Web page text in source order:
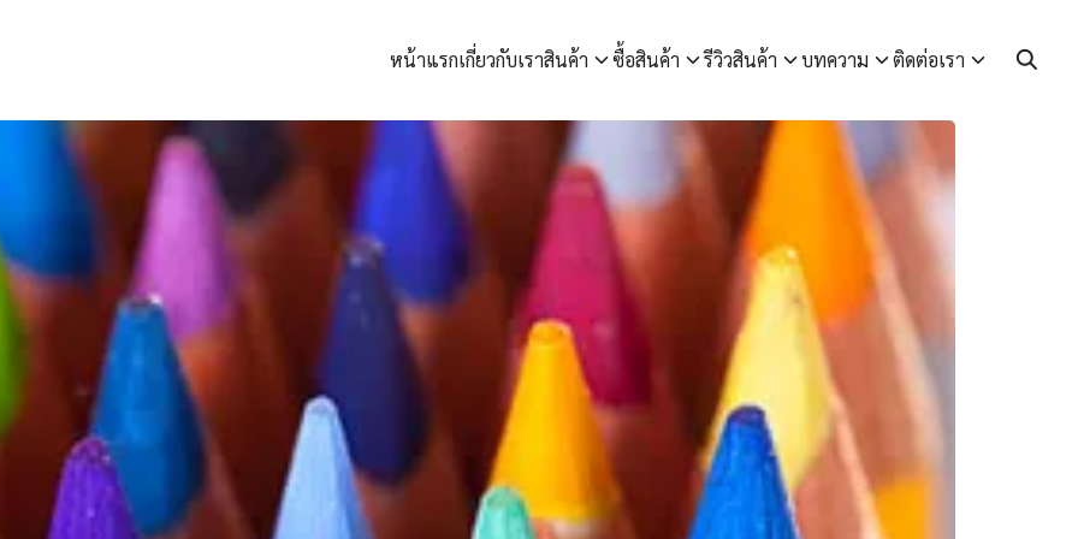
หน้าแรกเกี่ยวกับเราสินค้า ซื้อสินค้า รีวิวสินค้า บทความ ติดต่อเรา